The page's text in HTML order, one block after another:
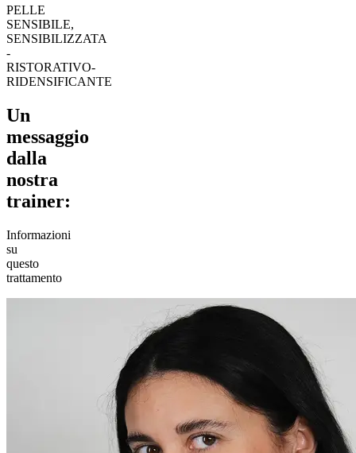
PELLE
SENSIBILE,
SENSIBILIZZATA
-
RISTORATIVO-
RIDENSIFICANTE
Un
messaggio
dalla
nostra
trainer:
Informazioni
su
questo
trattamento